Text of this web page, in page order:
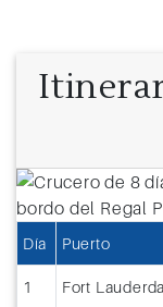
Día Puerto
1 Fort